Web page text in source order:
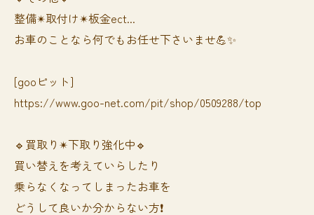
整備✴︎取付け✴︎板金ect...
お車のことなら何でもお任せ下さいませ💪✨
[gooピット]
https://www.goo-net.com/pit/shop/0509288/top
🔹買取り✴︎下取り強化中🔹
買い替えを考えていらしたり
乗らなくなってしまったお車を
どうして良いか分からない方❗️